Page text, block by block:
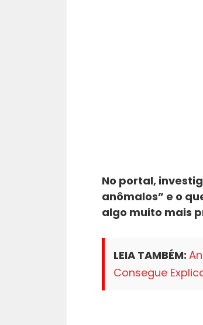
No portal,
anômalos” e o
algo muito mais
LEIA TAMBÉM:
Consegue